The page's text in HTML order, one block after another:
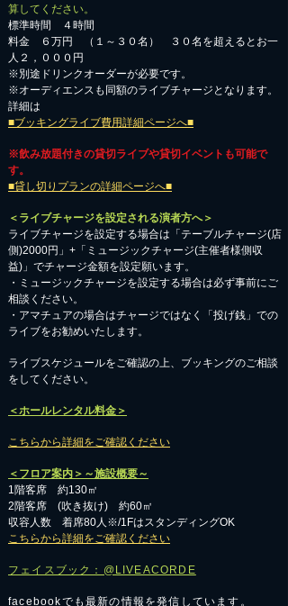
算してください。
標準時間 ４時間
料金 ６万円 （１～３０名） ３０名を超えるとお一
人２，０００円
※別途ドリンクオーダーが必要です。
※オーディエンスも同額のライブチャージとなります。
詳細は
■ブッキングライブ費用詳細ページへ■
※飲み放題付きの貸切ライブや貸切イベントも可能で
す。
■貸し切りプランの詳細ページへ■
＜ライブチャージを設定される演者方へ＞
ライブチャージを設定する場合は「テーブルチャージ(店
側)2000円」+「ミュージックチャージ(主催者様側収
益)」でチャージ金額を設定願います。
・ミュージックチャージを設定する場合は必ず事前にご
相談ください。
​・アマチュアの場合はチャージではなく「投げ銭」での
ライブをお勧めいたします。
​ライブスケジュールをご確認の上、ブッキングのご相談
をしてください。
＜ホールレンタル料金＞
こちらから詳細をご確認ください
＜フロア案内＞～施設概要～
1階客席 約130㎡
2階客席 (吹き抜け) 約60㎡
収容人数 着席80人※/1FはスタンディングOK
こちらから詳細をご確認ください
フェイスブック：@LIVEACORDE
facebookでも最新の情報を発信しています。